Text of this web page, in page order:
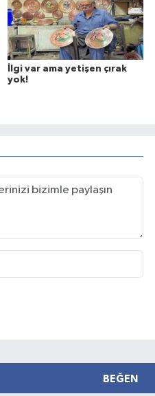
İlgi var ama yetişen çırak
yok!
BEĞEN